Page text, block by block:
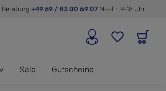
Beratung +49 69 / 83 00 69 07 Mo.-Fr. 9-18 Uhr
Sale Gutscheine